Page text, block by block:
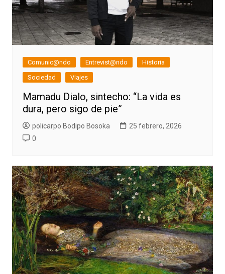
Comunic@ndo Entrevist@ndo
Historia
Sociedad
Viajes
Mamadu Dialo, sintecho: “La vida es
dura, pero sigo de pie”
policarpo Bodipo Bosoka
25 febrero, 2026
0